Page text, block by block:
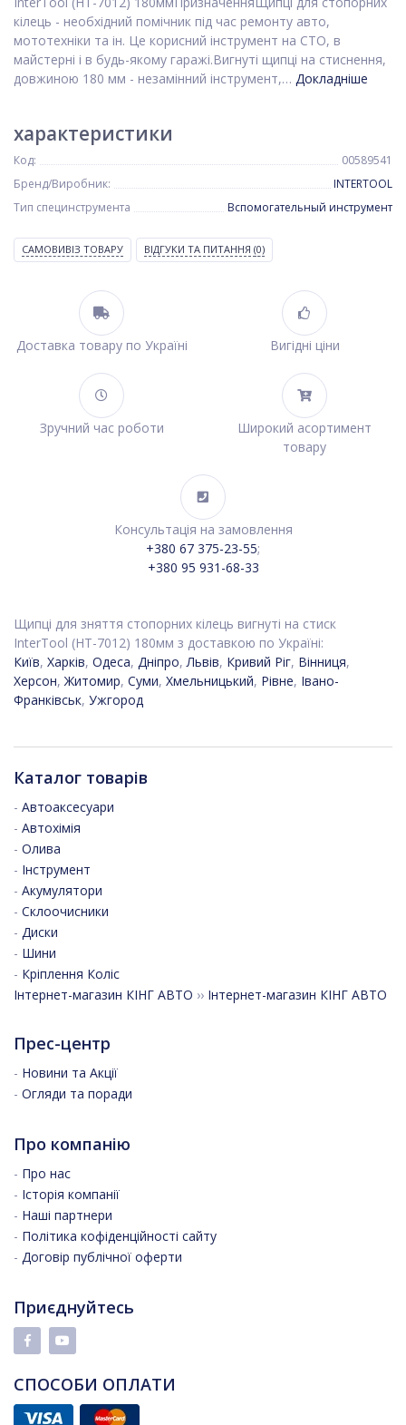
кілець - необхідний помічник під час ремонту авто,
мототехніки та ін. Це корисний інструмент на СТО, в
майстерні і в будь-якому гаражі.Вигнуті щипці на стиснення,
довжиною 180 мм - незамінний інструмент,… Докладніше
характеристики
Код:
00589541
Бренд/Виробник:
INTERTOOL
Тип специнструмента
Вспомогательный инструмент
САМОВИВІЗ ТОВАРУ ВІДГУКИ ТА ПИТАННЯ (0)
Доставка товару по Україні Вигідні ціни
Зручний час роботи
Широкий асортимент
товару
Консультація на замовлення
+380 67 375-23-55;
+380 95 931-68-33
Щипці для зняття стопорних кілець вигнуті на стиск
InterTool (HT-7012) 180мм з доставкою по Україні:
Київ, Харків, Одеса, Дніпро,Львів, Кривий Ріг, Вінниця,
Херсон,Житомир, Суми, Хмельницький, Рівне, Івано-
Франківськ, Ужгород
Каталог товарів
- Автоаксесуари
- Автохімія
- Олива
- Інструмент
- Акумулятори
- Склоочисники
- Диски
- Шини
- Кріплення Коліс
Інтернет-магазин КІНГ АВТО ›› Інтернет-магазин КІНГ АВТО
Прес-центр
- Новини та Акції
- Огляди та поради
Про компанію
- Про нас
- Історія компанії
- Наші партнери
- Політика кофіденційності сайту
- Договір публічної оферти
Приєднуйтесь
СПОСОБИ ОПЛАТИ